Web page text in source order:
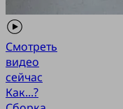
Смотреть
видео
сейчас
Как...?